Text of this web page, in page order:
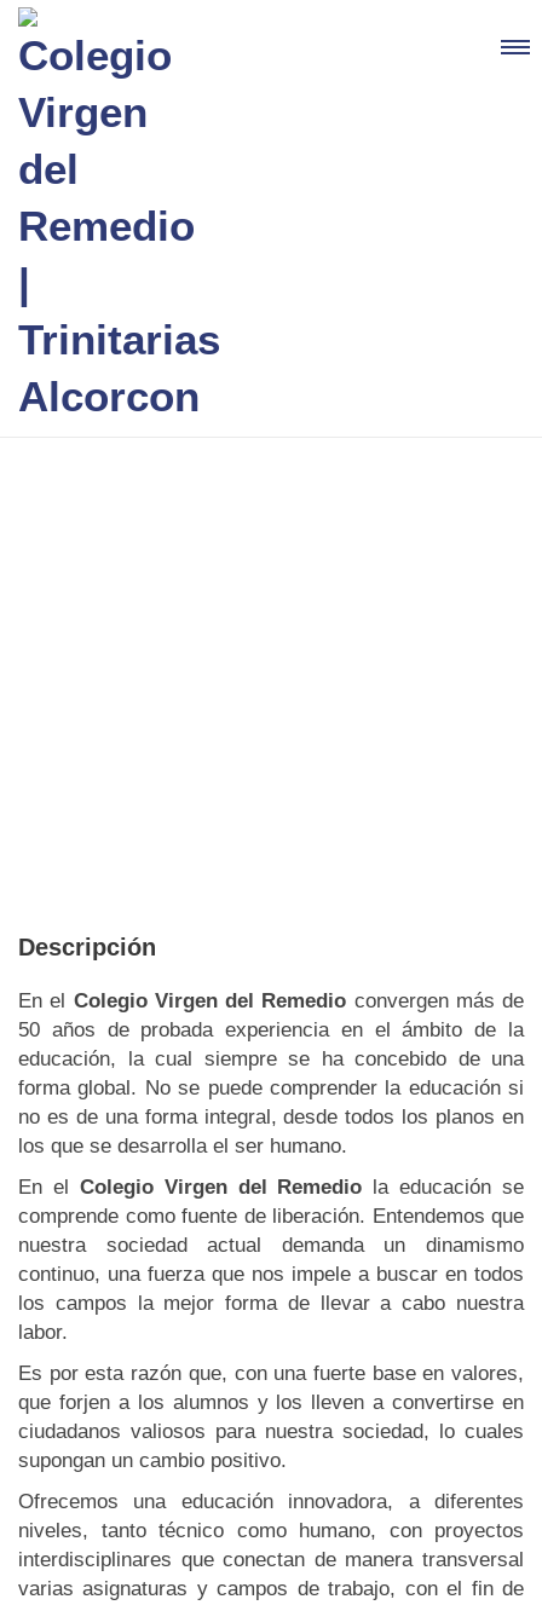
Descripción
En el Colegio Virgen del Remedio convergen más de
50 años de probada experiencia en el ámbito de la
educación, la cual siempre se ha concebido de una
forma global. No se puede comprender la educación si
no es de una forma integral, desde todos los planos en
los que se desarrolla el ser humano.
En el Colegio Virgen del Remedio la educación se
comprende como fuente de liberación. Entendemos que
nuestra sociedad actual demanda un dinamismo
continuo, una fuerza que nos impele a buscar en todos
los campos la mejor forma de llevar a cabo nuestra
labor.
Es por esta razón que, con una fuerte base en valores,
que forjen a los alumnos y los lleven a convertirse en
ciudadanos valiosos para nuestra sociedad, lo cuales
supongan un cambio positivo.
Ofrecemos una educación innovadora, a diferentes
niveles, tanto técnico como humano, con proyectos
interdisciplinares que conectan de manera transversal
varias asignaturas y campos de trabajo, con el fin de